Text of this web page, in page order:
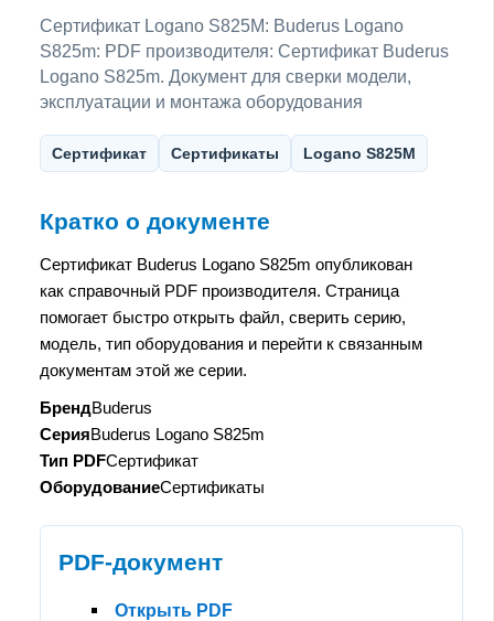
Сертификат Logano S825M: Buderus Logano
S825m: PDF производителя: Сертификат Buderus
Logano S825m. Документ для сверки модели,
эксплуатации и монтажа оборудования
Сертификат Сертификаты Logano S825M
Кратко о документе
Сертификат Buderus Logano S825m опубликован
как справочный PDF производителя. Страница
помогает быстро открыть файл, сверить серию,
модель, тип оборудования и перейти к связанным
документам этой же серии.
БрендBuderus
СерияBuderus Logano S825m
Тип PDFСертификат
ОборудованиеСертификаты
PDF-документ
Открыть PDF